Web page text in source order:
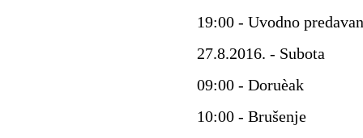
19:00 - Uvodno
27.8.2016. - Subota
09:00 - Doruèak
10:00 - Brušenje